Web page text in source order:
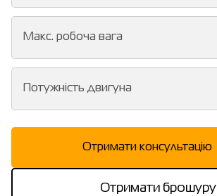
Макс. робоча вага
Потужність двигуна
Отримати консультацію
Отримати брошуру